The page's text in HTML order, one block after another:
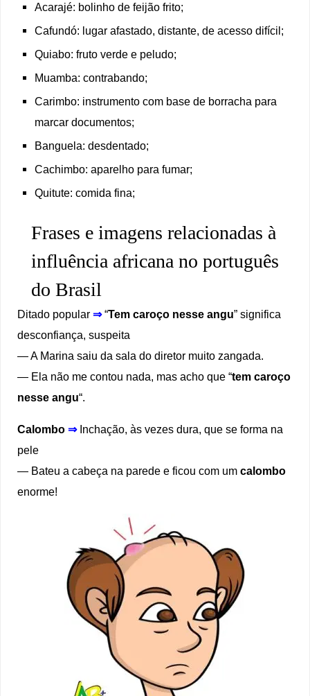
Acarajé: bolinho de feijão frito;
Cafundó: lugar afastado, distante, de acesso difícil;
Quiabo: fruto verde e peludo;
Muamba: contrabando;
Carimbo: instrumento com base de borracha para
marcar documentos;
Banguela: desdentado;
Cachimbo: aparelho para fumar;
Quitute: comida fina;
Frases e imagens relacionadas à
influência africana no português
do Brasil
Ditado popular ⇒“Tem caroço nesse angu” significa
desconfiança, suspeita
— A Marina saiu da sala do diretor muito zangada.
— Ela não me contou nada, mas acho que “tem caroço
nesse angu“.
Calombo ⇒Inchação, às vezes dura, que se forma na
pele
— Bateu a cabeça na parede e ficou com umcalombo
enorme!